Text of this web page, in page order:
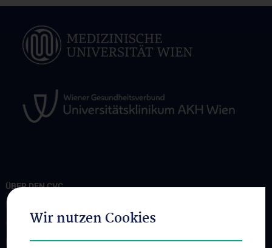
ÜBER DEN CVC
Information
Organisationsstruktur
Unsere Abteilungen
Wir nutzen Cookies